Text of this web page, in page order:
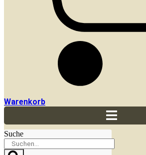
Warenkorb
Suche